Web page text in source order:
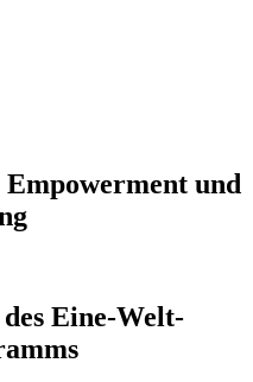
und
Eine-Welt-